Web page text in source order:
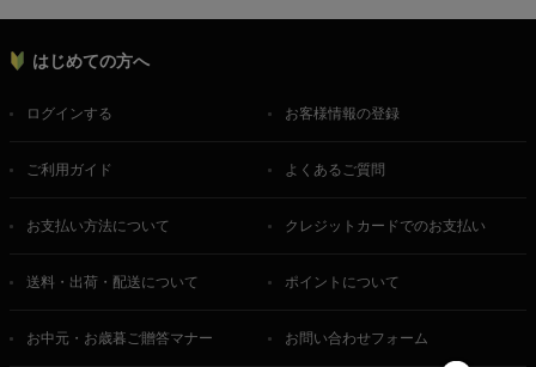
はじめての方へ
ログインする お客様情報の登録
ご利用ガイド よくあるご質問
お支払い方法について クレジットカードでのお支払い
送料・出荷・配送について ポイントについて
お中元・お歳暮ご贈答マナー お問い合わせフォーム